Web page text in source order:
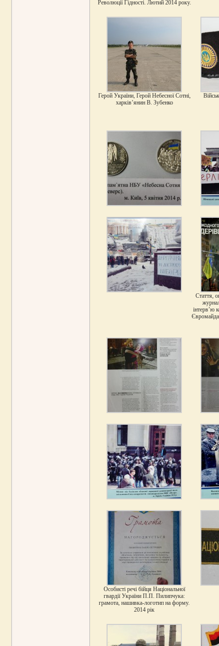
Революції Гідності. Лютий 2014 року.
Герой України, Герой Небесної Сотні,
харків’янин В. Зубенко
Стаття,
інтерв’ю
Особисті речі бійця Національної
гвардії України П.П. Пилипчука:
грамота, нашивка-логотип на форму.
2014 рік